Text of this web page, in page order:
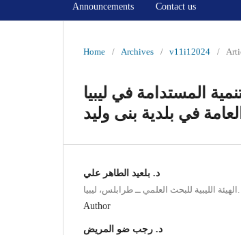
Announcements Contact us
Home / Archives / v11i12024 /
المستدامة في ليبيا
في بلدية بنى وليد
د. بلعيد الطاهر علي
Author
د. رجب ضو المريض